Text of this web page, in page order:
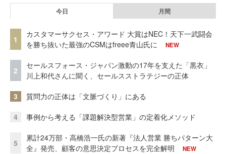
今日 月間
1
カスタマーサクセス・アワード 大賞はNEC！天下一武闘会
を勝ち抜いた最強のCSMはfreee青山氏に
NEW
2
セールスフォース・ジャパン激動の17年を支えた「黒衣」
川上和代さんに聞く、セールスストラテジーの正体
3 質問力の正体は「文脈づくり」にある
4 事例から考える「課題解決型営業」の定着化メソッド
5
累計24万部・高橋浩一氏の新著『法人営業 勝ちパターン大
全』発売、顧客の意思決定プロセスを完全解明
NEW